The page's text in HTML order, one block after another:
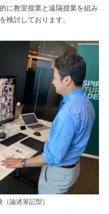
に教室授業と遠隔授業を組み
検討しております。
論述筆記型）